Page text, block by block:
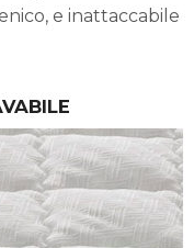
e inattaccabile